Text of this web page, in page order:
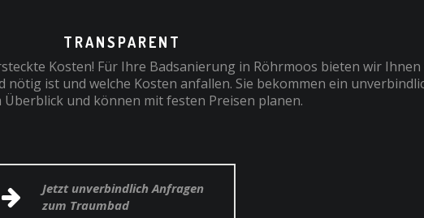
TRANSPARENT
Kosten! Für Ihre Badsanierung in Röhrmoos bieten wir
ist und welche Kosten anfallen. Sie bekommen ein
Überblick und können mit festen Preisen planen.
Jetzt unverbindlich Anfragen
zum Traumbad